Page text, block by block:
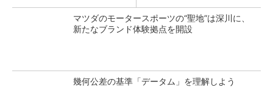
マツダのモータースポーツの“聖地”は深川に、
新たなブランド体験拠点を開設
幾何公差の基準「データム」を理解しよう